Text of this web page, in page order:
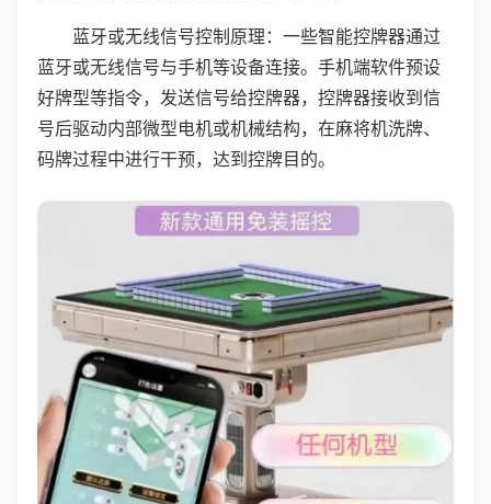
蓝牙或无线信号控制原理：一些智能控牌器通过
蓝牙或无线信号与手机等设备连接。手机端软件预设
好牌型等指令，发送信号给控牌器，控牌器接收到信
号后驱动内部微型电机或机械结构，在麻将机洗牌、
码牌过程中进行干预，达到控牌目的。